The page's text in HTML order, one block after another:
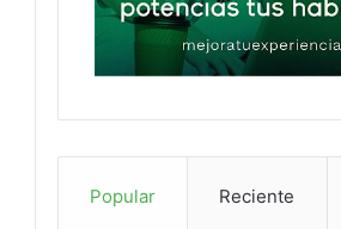
Popular Reciente